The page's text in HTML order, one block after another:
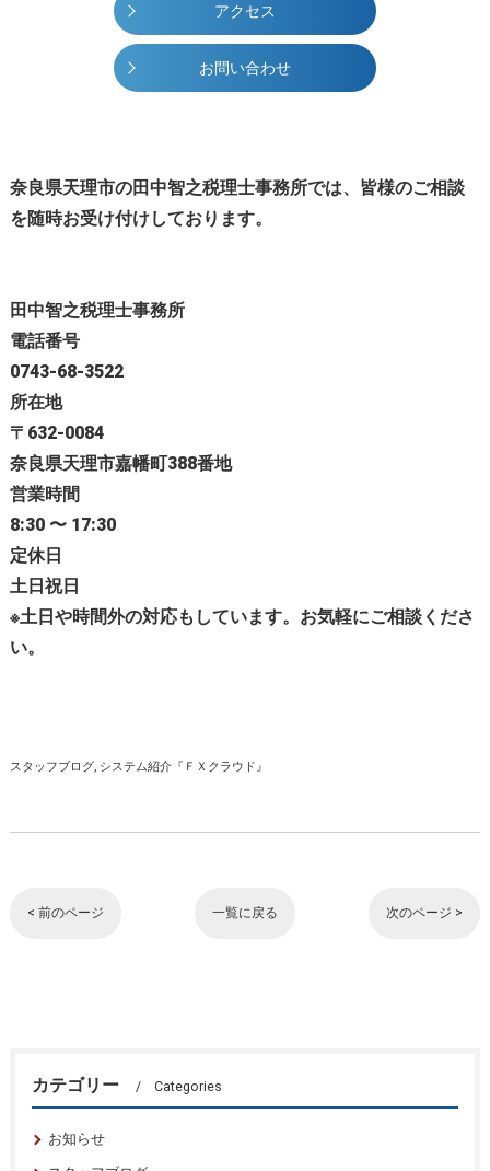
アクセス
お問い合わせ
奈良県天理市の田中智之税理士事務所では、皆様のご相談
を随時お受け付けしております。
田中智之税理士事務所
電話番号
0743-68-3522
所在地
〒632-0084
奈良県天理市嘉幡町388番地
営業時間
8:30 〜 17:30
定休日
土日祝日
※土日や時間外の対応もしています。お気軽にご相談くださ
い。
スタッフブログ システム紹介『ＦＸクラウド』
< 前のページ 一覧に戻る 次のページ >
カテゴリー Categories
お知らせ